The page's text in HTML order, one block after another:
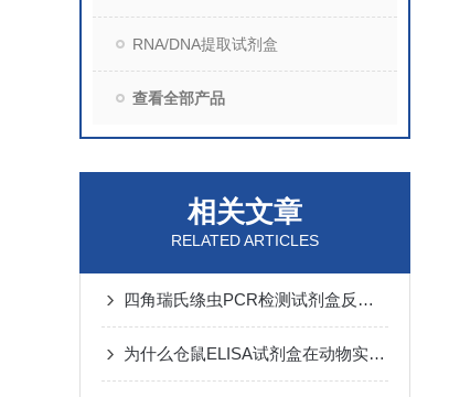
RNA/DNA提取试剂盒
查看全部产品
相关文章
RELATED ARTICLES
四角瑞氏绦虫PCR检测试剂盒反应流程常规程序
为什么仓鼠ELISA试剂盒在动物实验中不可替代？